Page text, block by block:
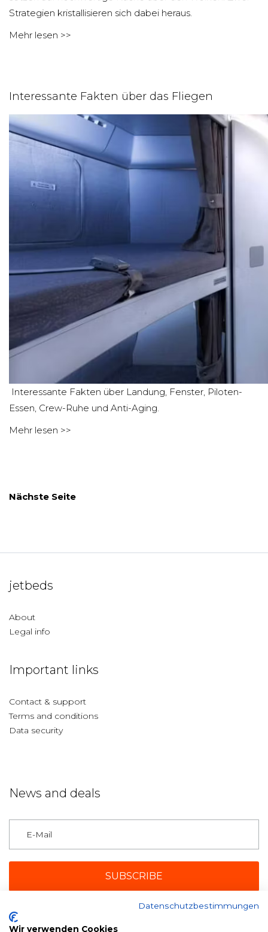
Strategien kristallisieren sich dabei heraus.
Mehr lesen >>
Interessante Fakten über das Fliegen
Interessante Fakten über Landung, Fenster, Piloten-
Essen, Crew-Ruhe und Anti-Aging.
Mehr lesen >>
Nächste Seite
jetbeds
About
Legal info
Important links
Contact & support
Terms and conditions
Data security
News and deals
Payment methods
Datenschutzbestimmungen
Wir verwenden Cookies